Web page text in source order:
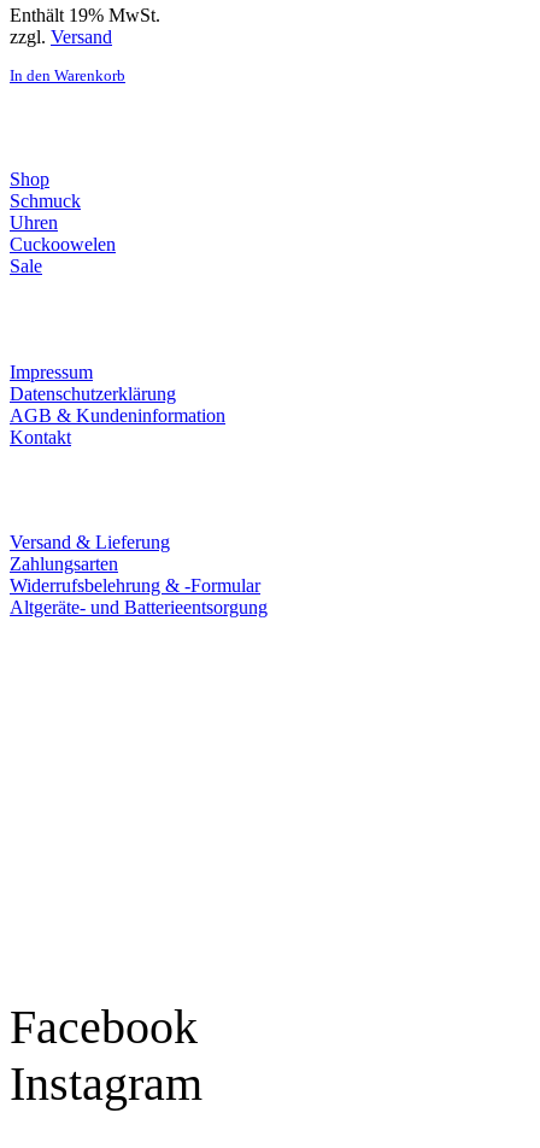
Enthält 19% MwSt.
zzgl. Versand
In den Warenkorb
Shop
Schmuck
Uhren
Cuckoowelen
Sale
Impressum
Datenschutzerklärung
AGB & Kundeninformation
Kontakt
Versand & Lieferung
Zahlungsarten
Widerrufsbelehrung & -Formular
Altgeräte- und Batterieentsorgung
Facebook
Instagram